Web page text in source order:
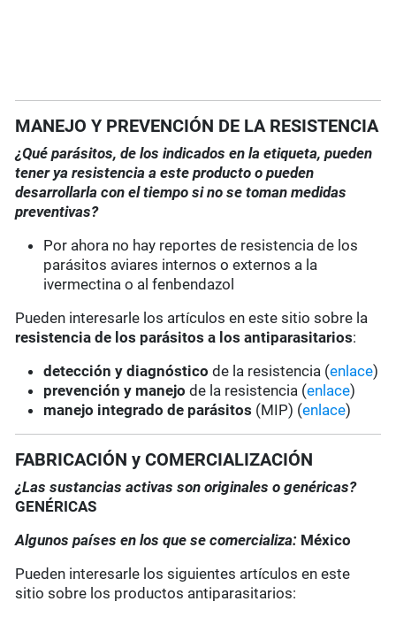
MANEJO Y PREVENCIÓN DE LA RESISTENCIA
¿Qué parásitos, de los indicados en la etiqueta, pueden
tener ya resistencia a este producto o pueden
desarrollarla con el tiempo si no se toman medidas
preventivas?
Por ahora no hay reportes de resistencia de los
parásitos aviares internos o externos a la
ivermectina o al fenbendazol
Pueden interesarle los artículos en este sitio sobre la
resistencia de los parásitos a los antiparasitarios:
detección y diagnóstico de la resistencia (enlace)
prevención y manejo de la resistencia (enlace)
manejo integrado de parásitos (MIP) (enlace)
FABRICACIÓN y COMERCIALIZACIÓN
¿Las sustancias activas son originales o genéricas?
GENÉRICAS
Algunos países en los que se comercializa: México
Pueden interesarle los siguientes artículos en este
sitio sobre los productos antiparasitarios: